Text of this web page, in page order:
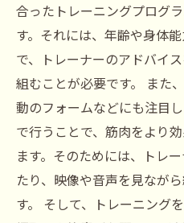
合ったトレーニングプログ
す。それには、年齢や身体
で、トレーナーのアドバイ
組むことが必要です。 また
動のフォームなどにも注目
で行うことで、筋肉をより
ます。そのためには、トレ
たり、映像や音声を見なが
す。 そして、トレーニング